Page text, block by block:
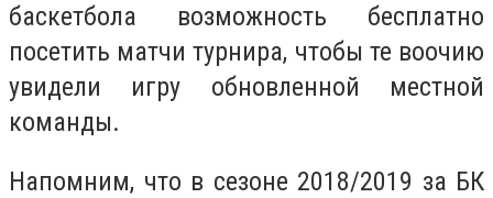
баскетбола возможность бесплатно
посетить матчи турнира, чтобы те воочию
увидели игру обновленной местной
команды.
Напомним, что в сезоне 2018/2019 за БК